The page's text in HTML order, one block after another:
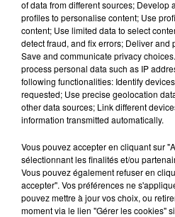
23 juillet 2026
INCENDIE MORTEL À
SON BÉBÉ ENTRE LA VIE
Un homme s'est immolé
aspergé sa compagne et
d'un liquide inflammable.
of data from different sources; Develop
profiles to personalise content; Use
content; Use limited data to select
detect fraud, and fix errors; Deliver
Save and communicate privacy
process personal data such as IP
following functionalities: Identify
requested; Use precise geolocation
other data sources; Link different
information transmitted automatically.
Vous pouvez accepter en cliquant sur
sélectionnant les finalités et/ou
Vous pouvez également refuser en
accepter". Vos préférences ne
pouvez mettre à jour vos choix, ou
moment via le lien "Gérer les cookies"